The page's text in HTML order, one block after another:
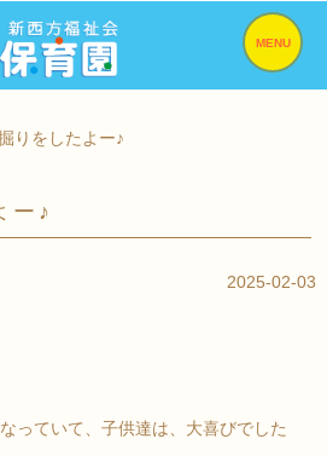
MENU
りをしたよー♪
ー♪
2025-02-03
っていて、子供達は、大喜びでした